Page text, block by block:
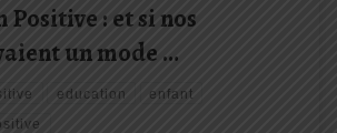
: et si nos
un mode …
education enfant